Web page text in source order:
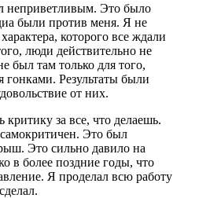
неприветливым. Это было
были против меня. Я не
которого все ждали
люди действительно не
был там только для того,
гонками. Результаты были
от них.
за все, что делаешь.
Это был
Это сильно давило на
в более поздние годы, что
Я проделал всю работу